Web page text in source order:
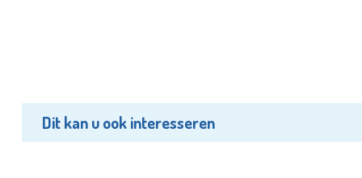
Dit kan u ook interesseren